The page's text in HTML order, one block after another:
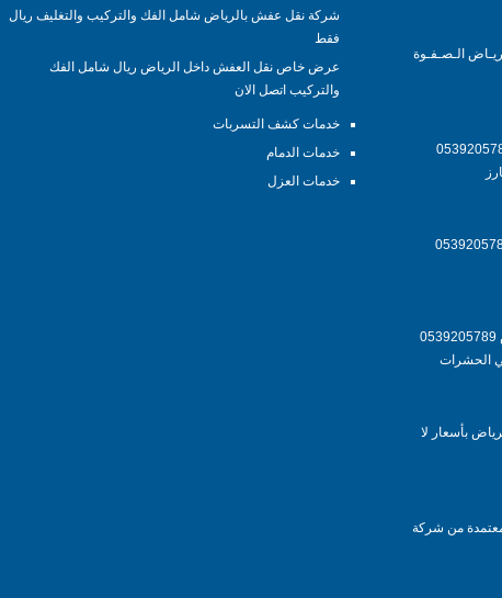
الـصـفـوة
تنظيف بالرياض 0539205789
شركة مكافحة حشرات بالرياض 0539205789
الحشرات
بأسعار لا
من شركة
شركة نقل عفش بالرياض شامل الفك والتركيب والتغليف ريال
فقط
عرض خاص نقل العفش داخل الرياض ريال شامل الفك
والتركيب اتصل الان
خدمات كشف التسربات
خدمات الدمام
خدمات العزل